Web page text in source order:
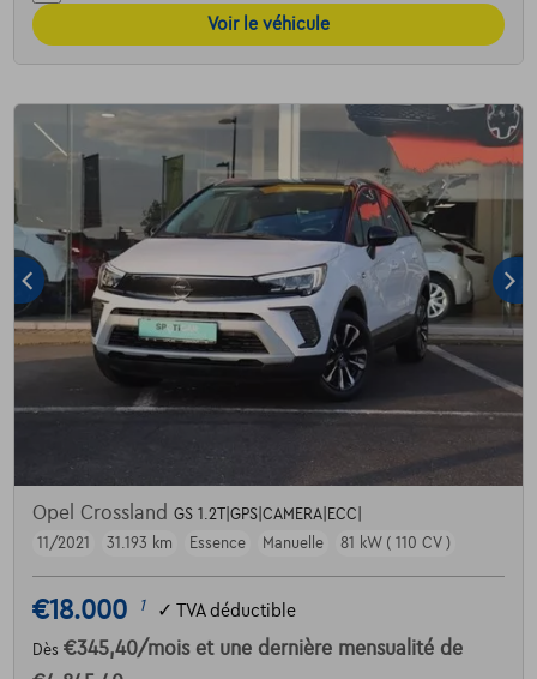
Voir le véhicule
Opel Crossland GS 1.2T|GPS|CAMERA|ECC|
11/2021
31.193 km Essence Manuelle 81 kW ( 110 CV )
€18.000 1 ✓ TVA déductible
Dès €345,40/mois et une dernière mensualité de